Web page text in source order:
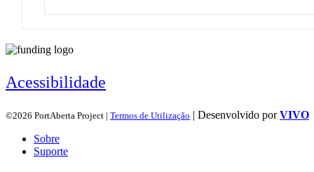
Acessibilidade
©2026 PortAberta Project | Termos de Utilização | Desenvolvido porVIVO
Sobre
Suporte